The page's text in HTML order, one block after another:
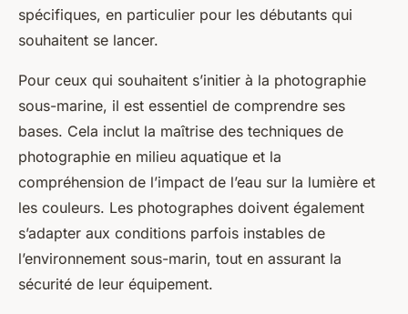
spécifiques, en particulier pour les débutants qui
souhaitent se lancer.
Pour ceux qui souhaitent s’initier à la photographie
sous-marine, il est essentiel de comprendre ses
bases. Cela inclut la maîtrise des techniques de
photographie en milieu aquatique et la
compréhension de l’impact de l’eau sur la lumière et
les couleurs. Les photographes doivent également
s’adapter aux conditions parfois instables de
l’environnement sous-marin, tout en assurant la
sécurité de leur équipement.